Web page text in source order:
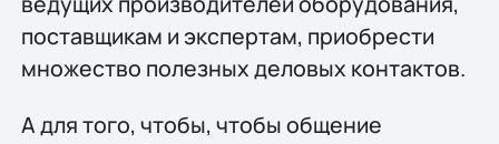
поставщикам и экспертам, приобрести
множество полезных деловых контактов.
А для того, чтобы, чтобы общение